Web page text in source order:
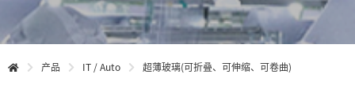
产品 IT / Auto 超薄玻璃(可折叠、可伸缩、可卷曲)